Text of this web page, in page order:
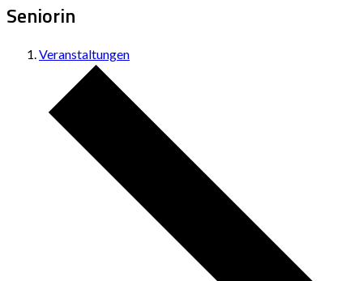
Seniorin
Veranstaltungen